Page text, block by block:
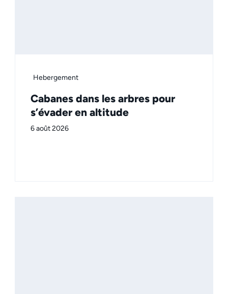
Hebergement
Cabanes dans les arbres pour
s’évader en altitude
6 août 2026